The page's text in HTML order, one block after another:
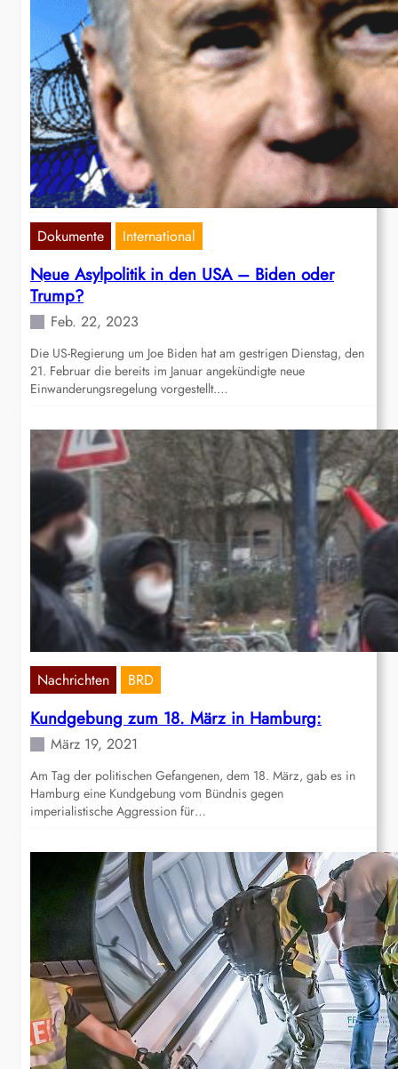
Dokumente International
Neue Asylpolitik in den USA – Biden oder
Trump?
Feb. 22, 2023
Die US-Regierung um Joe Biden hat am gestrigen Dienstag, den
21. Februar die bereits im Januar angekündigte neue
Einwanderungsregelung vorgestellt.…
Nachrichten BRD
Kundgebung zum 18. März in Hamburg:
März 19, 2021
Am Tag der politischen Gefangenen, dem 18. März, gab es in
Hamburg eine Kundgebung vom Bündnis gegen
imperialistische Aggression für…